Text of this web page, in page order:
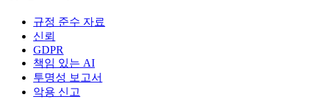
규정 준수 자료
신뢰
GDPR
책임 있는 AI
투명성 보고서
악용 신고